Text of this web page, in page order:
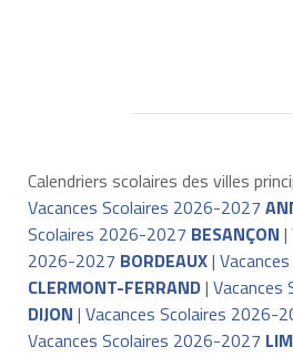
Calendriers scolaires des villes
Vacances Scolaires 2026-2027
Scolaires 2026-2027 BESANÇON |
2026-2027 BORDEAUX|
CLERMONT-FERRAND| Vacances
DIJON | Vacances Scolaires 2026-
Vacances Scolaires 2026-2027